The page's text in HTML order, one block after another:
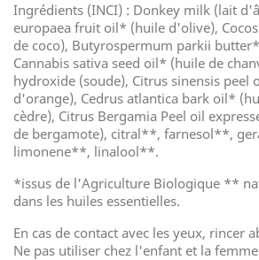
Ingrédients (INCI) : Donkey milk (lait
europaea fruit oil* (huile d'olive),
de coco), Butyrospermum parkii
Cannabis sativa seed oil* (huile de
hydroxide (soude), Citrus sinensis peel
d'orange), Cedrus atlantica bark oil*
cèdre), Citrus Bergamia Peel oil
de bergamote), citral**, farnesol**,
limonene**, linalool**.
*issus de l'Agriculture Biologique **
dans les huiles essentielles.
En cas de contact avec les yeux, rincer
Ne pas utiliser chez l'enfant et la